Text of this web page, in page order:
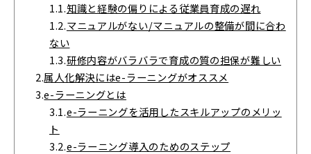
1.1.知識と経験の偏りによる従業員育成の遅れ
1.2.マニュアルがない/マニュアルの整備が間に合わ
ない
1.3.研修内容がバラバラで育成の質の担保が難しい
2.属人化解決にはe-ラーニングがオススメ
3.e-ラーニングとは
3.1.e-ラーニングを活用したスキルアップのメリッ
ト
3.2.e-ラーニング導入のためのステップ